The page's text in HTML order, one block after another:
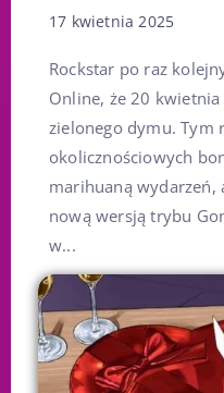
17 kwietnia 2025
Rockstar po raz
Online, że 20
zielonego dymu. Tym
okolicznościowych
marihuaną wydarzeń,
nową wersją trybu
w...